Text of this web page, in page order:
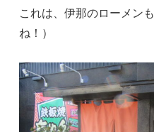
これは、伊那のローメン
ね！）